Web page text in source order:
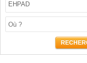
EHPAD